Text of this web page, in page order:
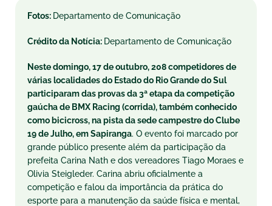
Fotos: Departamento de Comunicação
Crédito da Notícia: Departamento de Comunicação
Neste domingo, 17 de outubro, 208 competidores de
várias localidades do Estado do Rio Grande do Sul
participaram das provas da 3ª etapa da competição
gaúcha de BMX Racing (corrida), também conhecido
como bicicross, na pista da sede campestre do Clube
19 de Julho, em Sapiranga. O evento foi marcado por
grande público presente além da participação da
prefeita Carina Nath e dos vereadores Tiago Moraes e
Olivia Steigleder. Carina abriu oficialmente a
competição e falou da importância da prática do
esporte para a manutenção da saúde física e mental,